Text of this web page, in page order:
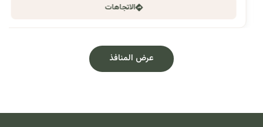
الاتجاهات
عرض المنافذ